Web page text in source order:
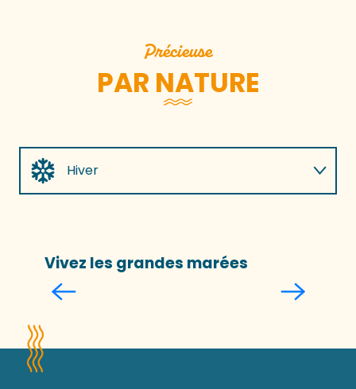
Précieuse
PAR NATURE
Hiver
Été
Vivez les grandes marées